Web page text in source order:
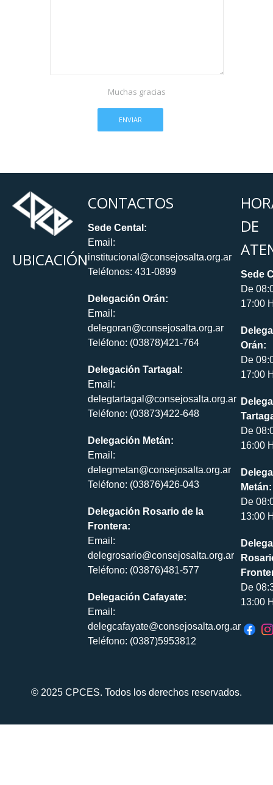
Muchas gracias
UBICACIÓN
CONTACTOS
Sede Cental:
Email:
institucional@consejosalta.org.ar
Teléfonos: 431-0899
Delegación Orán:
Email:
delegoran@consejosalta.org.ar
Teléfono: (03878)421-764
Delegación Tartagal:
Email:
delegtartagal@consejosalta.org.ar
Teléfono: (03873)422-648
Delegación Metán:
Email:
delegmetan@consejosalta.org.ar
Teléfono: (03876)426-043
Delegación Rosario de la
Frontera:
Email:
delegrosario@consejosalta.org.ar
Teléfono: (03876)481-577
Delegación Cafayate:
Email:
delegcafayate@consejosalta.org.ar
Teléfono: (0387)5953812
DE
Sede
De
17:00
Orán:
De
17:00
De
16:00
Metán:
De
13:00
De
13:00
© 2025 CPCES. Todos los derechos reservados.